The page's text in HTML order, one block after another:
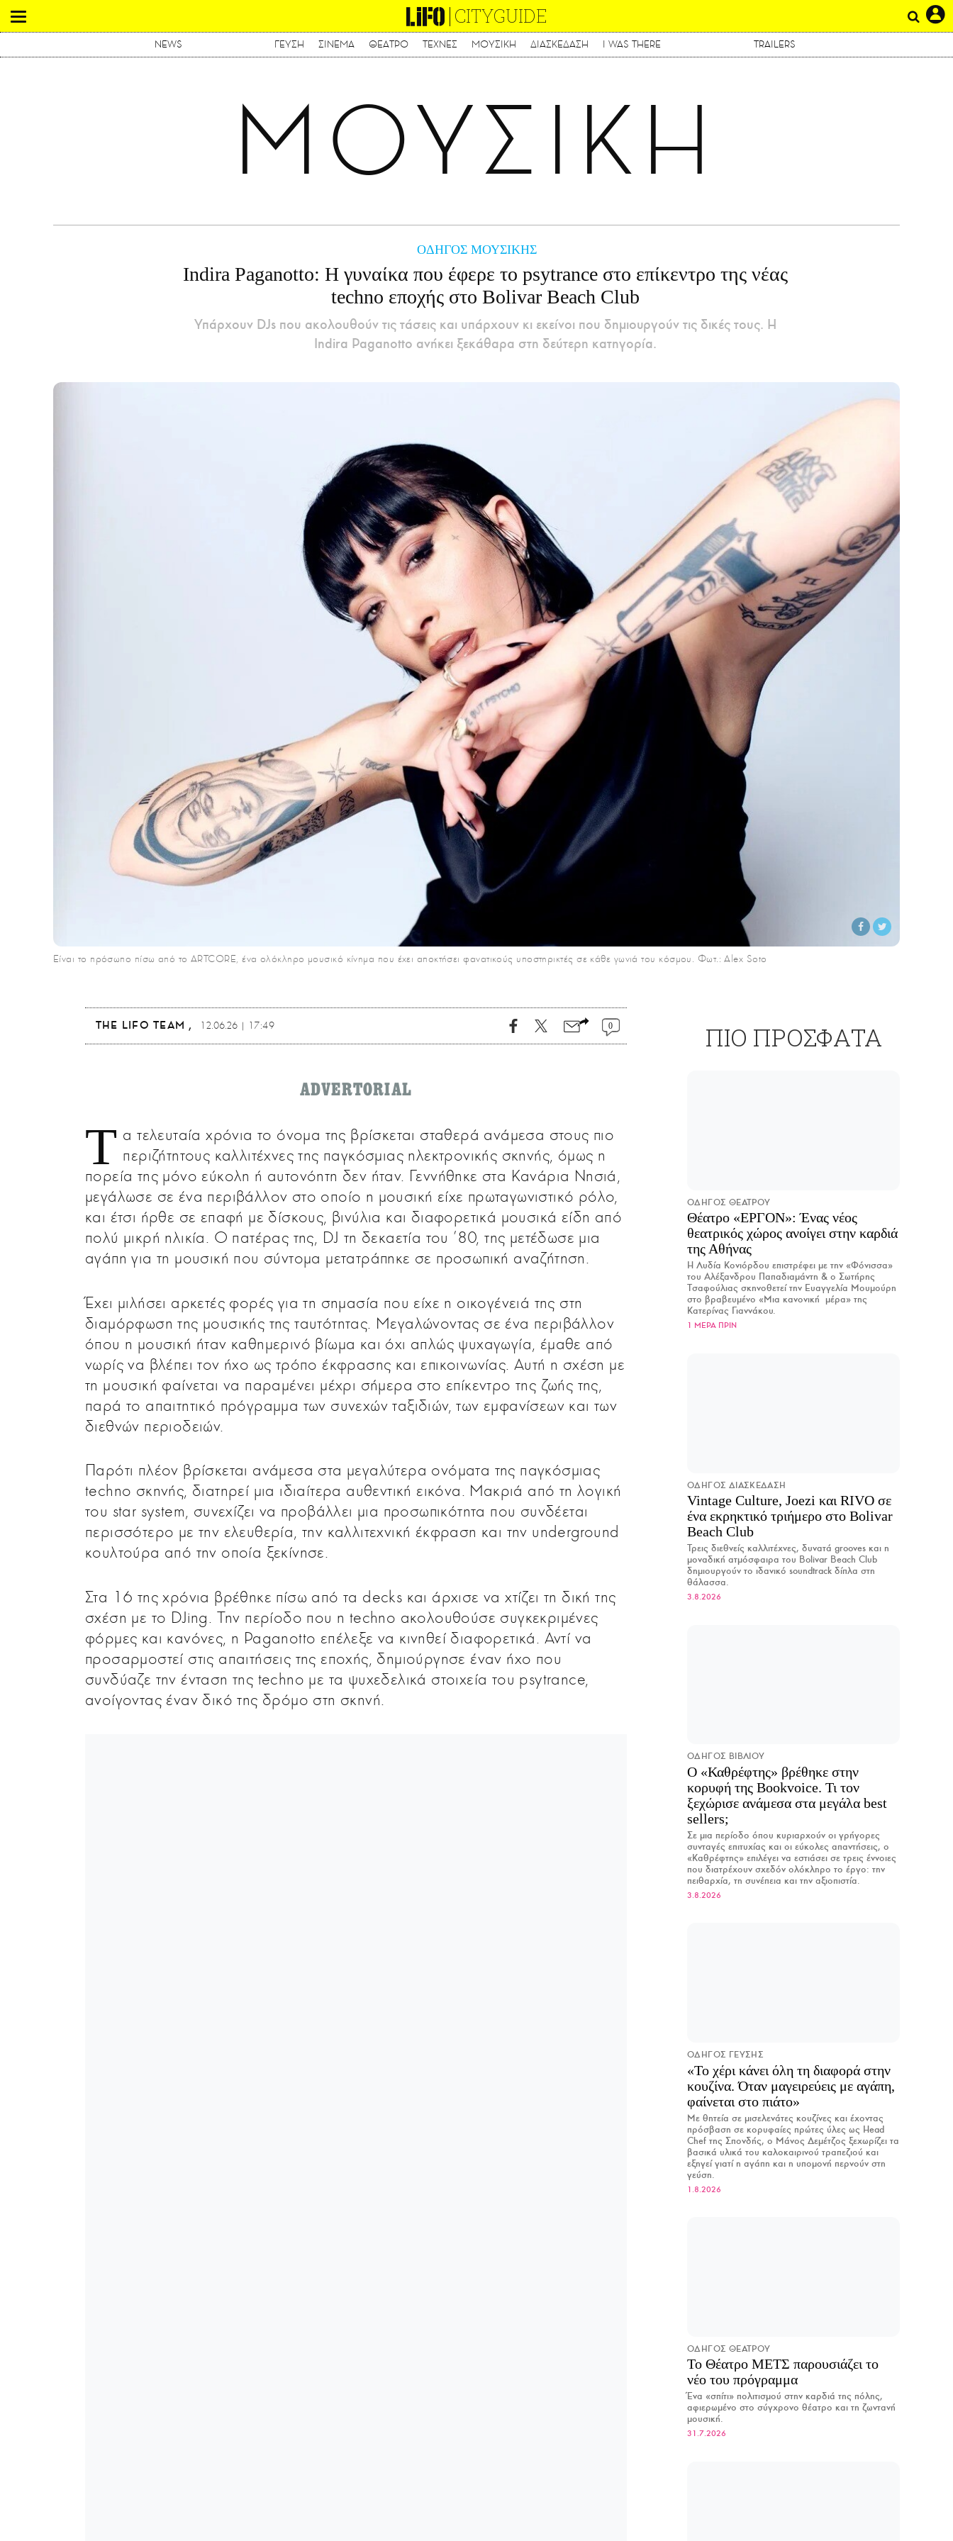
περιεχόμενο
CITYGUIDE
NEWS ΓΕΥΣΗ ΣΙΝΕΜΑ ΘΕΑΤΡΟ ΤΕΧΝΕΣ ΜΟΥΣΙΚΗ ΔΙΑΣΚΕΔΑΣΗ I WAS THERE TRAILERS
ΜΟΥΣΙΚΗ
ΟΔΗΓΟΣ ΜΟΥΣΙΚΗΣ
Indira Paganotto: Η γυναίκα που έφερε το psytrance στο επίκεντρο της νέας
techno εποχής στο Bolivar Beach Club
Υπάρχουν DJs που ακολουθούν τις τάσεις και υπάρχουν κι εκείνοι που δημιουργούν τις δικές τους. Η
Indira Paganotto ανήκει ξεκάθαρα στη δεύτερη κατηγορία.
Είναι το πρόσωπο πίσω από το ARTCORE, ένα ολόκληρο μουσικό κίνημα που έχει αποκτήσει φανατικούς υποστηρικτές σε κάθε γωνιά του κόσμου. Φωτ.: Alex Soto
THE LIFO TEAM 12.06.26 | 17:49 0
ADVERTORIAL
Τ α τελευταία χρόνια το όνομα της βρίσκεται σταθερά ανάμεσα στους πιο
περιζήτητους καλλιτέχνες της παγκόσμιας ηλεκτρονικής σκηνής, όμως η
πορεία της μόνο εύκολη ή αυτονόητη δεν ήταν. Γεννήθηκε στα Κανάρια Νησιά,
μεγάλωσε σε ένα περιβάλλον στο οποίο η μουσική είχε πρωταγωνιστικό ρόλο,
και έτσι ήρθε σε επαφή με δίσκους, βινύλια και διαφορετικά μουσικά είδη από
πολύ μικρή ηλικία. Ο πατέρας της, DJ τη δεκαετία του ’80, της μετέδωσε μια
αγάπη για τη μουσική που σύντομα μετατράπηκε σε προσωπική αναζήτηση.
Έχει μιλήσει αρκετές φορές για τη σημασία που είχε η οικογένειά της στη
διαμόρφωση της μουσικής της ταυτότητας. Μεγαλώνοντας σε ένα περιβάλλον
όπου η μουσική ήταν καθημερινό βίωμα και όχι απλώς ψυχαγωγία, έμαθε από
νωρίς να βλέπει τον ήχο ως τρόπο έκφρασης και επικοινωνίας. Αυτή η σχέση με
τη μουσική φαίνεται να παραμένει μέχρι σήμερα στο επίκεντρο της ζωής της,
παρά το απαιτητικό πρόγραμμα των συνεχών ταξιδιών, των εμφανίσεων και των
διεθνών περιοδειών.
Παρότι πλέον βρίσκεται ανάμεσα στα μεγαλύτερα ονόματα της παγκόσμιας
techno σκηνής, διατηρεί μια ιδιαίτερα αυθεντική εικόνα. Μακριά από τη λογική
του star system, συνεχίζει να προβάλλει μια προσωπικότητα που συνδέεται
περισσότερο με την ελευθερία, την καλλιτεχνική έκφραση και την underground
κουλτούρα από την οποία ξεκίνησε.
Στα 16 της χρόνια βρέθηκε πίσω από τα decks και άρχισε να χτίζει τη δική της
σχέση με το DJing. Την περίοδο που η techno ακολουθούσε συγκεκριμένες
φόρμες και κανόνες, η Paganotto επέλεξε να κινηθεί διαφορετικά. Αντί να
προσαρμοστεί στις απαιτήσεις της εποχής, δημιούργησε έναν ήχο που
συνδύαζε την ένταση της techno με τα ψυχεδελικά στοιχεία του psytrance,
ανοίγοντας έναν δικό της δρόμο στη σκηνή.
ΠΙΟ ΠΡΟΣΦΑΤΑ
ΟΔΗΓΟΣ ΘΕΑΤΡΟΥ
Θέατρο «ΕΡΓΟΝ»: Ένας νέος
θεατρικός χώρος ανοίγει στην καρδιά
της Αθήνας
Η Λυδία Κονιόρδου επιστρέφει με την «Φόνισσα»
του Αλέξανδρου Παπαδιαμάντη & ο Σωτήρης
Τσαφούλιας σκηνοθετεί την Ευαγγελία Μουμούρη
στο βραβευμένο «Μια κανονική μέρα» της
Κατερίνας Γιαννάκου.
1 ΜΕΡΑ ΠΡΙΝ
ΟΔΗΓΟΣ ΔΙΑΣΚΕΔΑΣΗ
Vintage Culture, Joezi και RIVO σε
ένα εκρηκτικό τριήμερο στο Bolivar
Beach Club
Τρεις διεθνείς καλλιτέχνες, δυνατά grooves και η
μοναδική ατμόσφαιρα του Bolivar Beach Club
δημιουργούν το ιδανικό soundtrack δίπλα στη
θάλασσα.
3.8.2026
ΟΔΗΓΟΣ ΒΙΒΛΙΟΥ
Ο «Καθρέφτης» βρέθηκε στην
κορυφή της Bookvoice. Τι τον
ξεχώρισε ανάμεσα στα μεγάλα best
sellers;
Σε μια περίοδο όπου κυριαρχούν οι γρήγορες
συνταγές επιτυχίας και οι εύκολες απαντήσεις, ο
«Καθρέφτης» επιλέγει να εστιάσει σε τρεις έννοιες
που διατρέχουν σχεδόν ολόκληρο το έργο: την
πειθαρχία, τη συνέπεια και την αξιοπιστία.
3.8.2026
ΟΔΗΓΟΣ ΓΕΥΣΗΣ
«Το χέρι κάνει όλη τη διαφορά στην
κουζίνα. Όταν μαγειρεύεις με αγάπη,
φαίνεται στο πιάτο»
Με θητεία σε μισελενάτες κουζίνες και έχοντας
πρόσβαση σε κορυφαίες πρώτες ύλες ως Head
Chef της Σπονδής, ο Μάνος Δεμέτζος ξεχωρίζει τα
βασικά υλικά του καλοκαιρινού τραπεζιού και
εξηγεί γιατί η αγάπη και η υπομονή περνούν στη
γεύση.
1.8.2026
ΟΔΗΓΟΣ ΘΕΑΤΡΟΥ
Το Θέατρο ΜΕΤΣ παρουσιάζει το
νέο του πρόγραμμα
Ένα «σπίτι» πολιτισμού στην καρδιά της πόλης,
αφιερωμένο στο σύγχρονο θέατρο και τη ζωντανή
μουσική.
31.7.2026